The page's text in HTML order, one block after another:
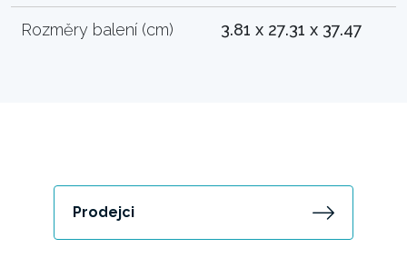
Rozměry balení (cm) 3.81 x 27.31 x 37.47
Prodejci